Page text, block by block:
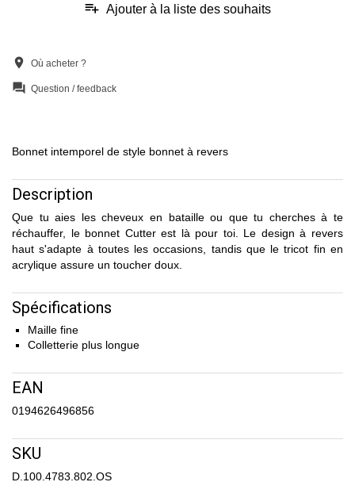
playlist_add Ajouter à la liste des souhaits
location_on Où acheter ?
question_answer Question / feedback
Bonnet intemporel de style bonnet à revers
Description
Que tu aies les cheveux en bataille ou que tu cherches à te
réchauffer, le bonnet Cutter est là pour toi. Le design à revers
haut s'adapte à toutes les occasions, tandis que le tricot fin en
acrylique assure un toucher doux.
Spécifications
Maille fine
Colletterie plus longue
EAN
0194626496856
SKU
D.100.4783.802.OS